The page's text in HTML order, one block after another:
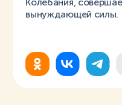
Колебания,
вынуждающей силы.